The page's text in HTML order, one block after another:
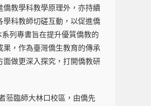
教學科教學原理外，亦持續
科教師切磋互動，以促進僑
列專書旨在提升優質僑教的
，作為臺灣僑生教育的傳承
做更深入探究，打開僑教研
蒞臨師大林口校區，由僑先